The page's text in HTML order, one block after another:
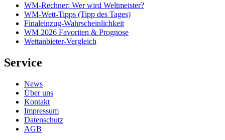
WM-Rechner: Wer wird Weltmeister?
WM-Wett-Tipps (Tipp des Tages)
Finaleinzug-Wahrscheinlichkeit
WM 2026 Favoriten & Prognose
Wettanbieter-Vergleich
Service
News
Über uns
Kontakt
Impressum
Datenschutz
AGB